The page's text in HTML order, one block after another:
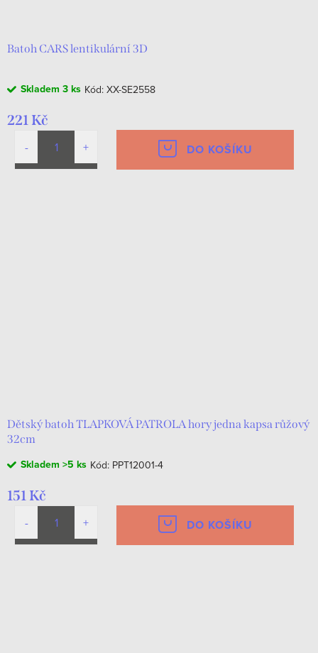
Batoh CARS lentikulární 3D
Skladem 3 ks Kód: XX-SE2558
221 Kč
DO KOŠÍKU
Dětský batoh TLAPKOVÁ PATROLA hory jedna kapsa růžový
32cm
Skladem >5 ks Kód: PPT12001-4
151 Kč
DO KOŠÍKU